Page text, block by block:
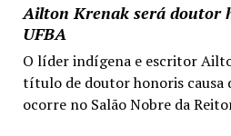
Ailton Krenak será doutor
UFBA
O líder indígena e escritor
título de doutor honoris causa
ocorre no Salão Nobre da